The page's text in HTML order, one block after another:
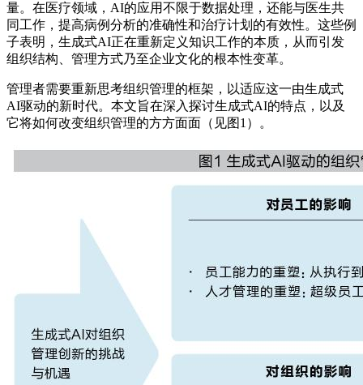
量。在医疗领域，AI的应用不限于数据处理，还能与医生共
同工作，提高病例分析的准确性和治疗计划的有效性。这些例
子表明，生成式AI正在重新定义知识工作的本质，从而引发
组织结构、管理方式乃至企业文化的根本性变革。
管理者需要重新思考组织管理的框架，以适应这一由生成式
AI驱动的新时代。本文旨在深入探讨生成式AI的特点，以及
它将如何改变组织管理的方方面面（见图1）。